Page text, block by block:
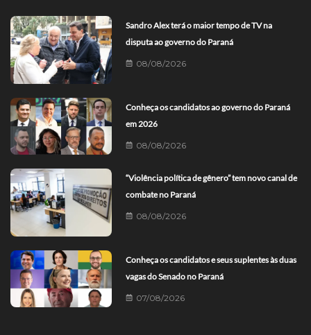
Sandro Alex terá o maior tempo de TV na
disputa ao governo do Paraná
08/08/2026
Conheça os candidatos ao governo do Paraná
em 2026
08/08/2026
“Violência política de gênero” tem novo canal de
combate no Paraná
08/08/2026
Conheça os candidatos e seus suplentes às duas
vagas do Senado no Paraná
07/08/2026